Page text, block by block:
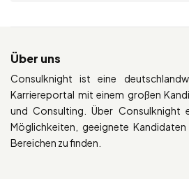
Über uns
Consulknight ist eine
Karriereportal mit einem großen
und Consulting. Über Consulknight
Möglichkeiten, geeignete
Bereichen zu finden.